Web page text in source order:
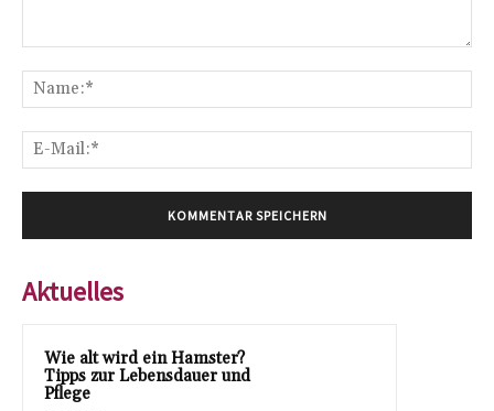
Aktuelles
Wie alt wird ein Hamster?
Tipps zur Lebensdauer und
Pflege